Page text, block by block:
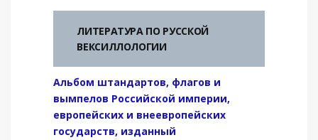
ЛИТЕРАТУРА ПО РУССКОЙ
ВЕКСИЛЛОЛОГИИ
Альбом штандартов, флагов и
вымпелов Российской империи,
европейских и внеевропейских
государств, изданный